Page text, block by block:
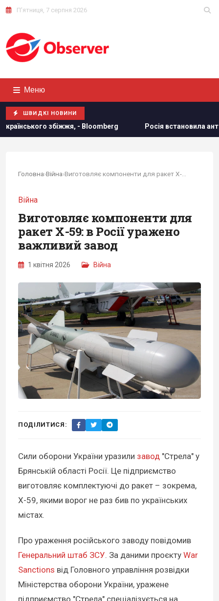
П'ятниця, 7 серпня 2026
Меню
ШВИДКІ НОВИНИ
Росія встановила антидронові сітки на своїх
Головна›Війна›
Війна
Виготовляє компоненти для
ракет Х-59: в Росії уражено
важливий завод
1 квітня 2026 Війна
ПОДІЛИТИСЯ:
Сили оборони України уразили завод "Стрела" у
Брянській області Росії. Це підприємство
виготовляє комплектуючі до ракет – зокрема,
Х-59, якими ворог не раз бив по українських
містах.
Про ураження російського заводу повідомив
Генеральний штаб ЗСУ. За даними проєкту War
Sanctions від Головного управління розвідки
Міністерства оборони України, уражене
підприємство "Стрела" спеціалізується на